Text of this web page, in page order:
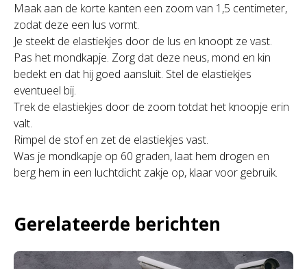
Maak aan de korte kanten een zoom van 1,5 centimeter,
zodat deze een lus vormt.
Je steekt de elastiekjes door de lus en knoopt ze vast.
Pas het mondkapje. Zorg dat deze neus, mond en kin
bedekt en dat hij goed aansluit. Stel de elastiekjes
eventueel bij.
Trek de elastiekjes door de zoom totdat het knoopje erin
valt.
Rimpel de stof en zet de elastiekjes vast.
Was je mondkapje op 60 graden, laat hem drogen en
berg hem in een luchtdicht zakje op, klaar voor gebruik.
Gerelateerde berichten